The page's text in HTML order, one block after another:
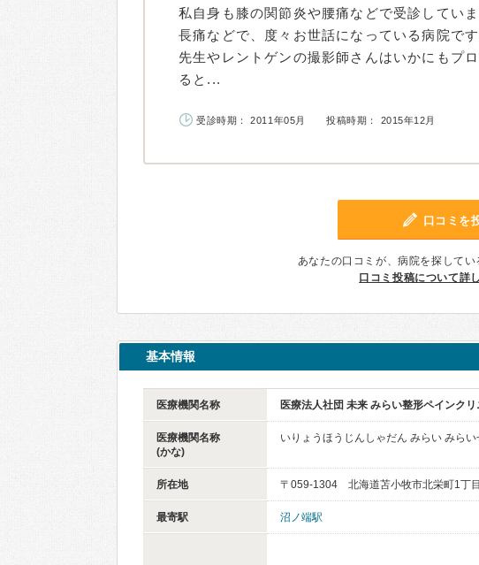
私自身も膝の関節炎や腰痛などで受診してい
長痛などで、度々お世話になっている病院です
先生やレントゲンの撮影師さんはいかにもプ
ると...
受診時期： 2011年05月 投稿時期： 2015年12月
口コミを
あなたの口コミが、病院を探してい
口コミ投稿について詳
基本情報
医療機関名称 医療法人社団 未来 みらい整形ペインクリ
医療機関名称
(かな)
いりょうほうじんしゃだん みらい みら
所在地 〒059-1304 北海道苫小牧市北栄町1丁
最寄駅 沼ノ端駅